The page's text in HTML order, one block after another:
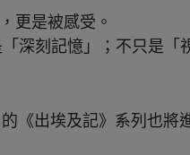
更是被感受。
深刻記憶」；不只是「
《出埃及記》系列也將